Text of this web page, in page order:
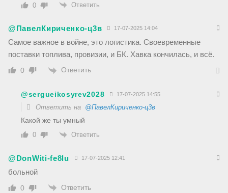
0 Ответить
@ПавелКириченко-ц3в 17-07-2025 14:04
Самое важное в войне, это логистика. Своевременные
поставки топлива, провизии, и БК. Хавка кончилась, и всë.
0 Ответить
@sergueikosyrev2028 17-07-2025 14:55
Ответить на @ПавелКириченко-ц3в
Какой же ты умный
0 Ответить
@DonWiti-fe8lu 17-07-2025 12:41
больной
0 Ответить